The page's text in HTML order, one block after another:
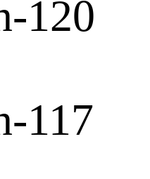
120
117